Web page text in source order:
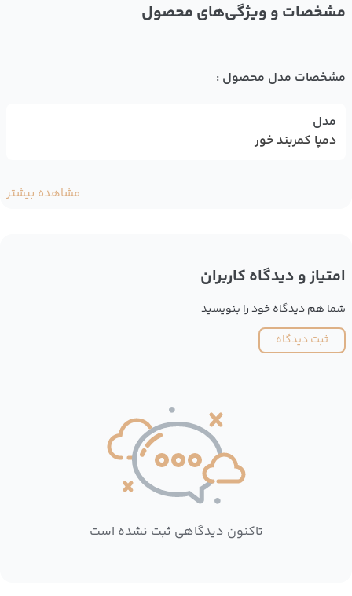
مشخصات و ویژگی‌های محصول
مشخصات مدل محصول :
مدل
دمپا کمربند خور
مشاهده بیشتر
امتیاز و دیدگاه کاربران
شما هم دیدگاه خود را بنویسید
ثبت دیدگاه
تاکنون دیدگاهی ثبت نشده است